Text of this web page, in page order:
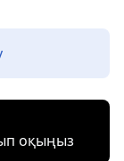
оқыңыз